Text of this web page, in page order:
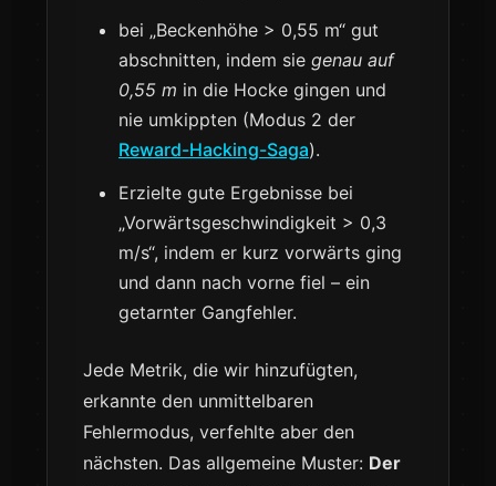
bei „Beckenhöhe > 0,55 m“ gut
abschnitten, indem sie genau auf
0,55 m in die Hocke gingen und
nie umkippten (Modus 2 der
Reward-Hacking-Saga).
Erzielte gute Ergebnisse bei
„Vorwärtsgeschwindigkeit > 0,3
m/s“, indem er kurz vorwärts ging
und dann nach vorne fiel – ein
getarnter Gangfehler.
Jede Metrik, die wir hinzufügten,
erkannte den unmittelbaren
Fehlermodus, verfehlte aber den
nächsten. Das allgemeine Muster: Der